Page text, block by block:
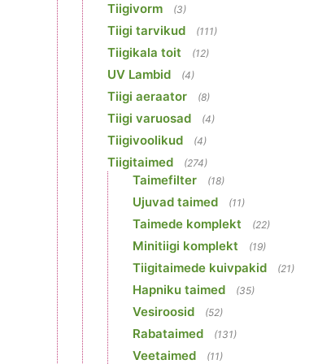
Tiigivorm (3)
Tiigi tarvikud (111)
Tiigikala toit (12)
UV Lambid (4)
Tiigi aeraator (8)
Tiigi varuosad (4)
Tiigivoolikud (4)
Tiigitaimed (274)
Taimefilter (18)
Ujuvad taimed (11)
Taimede komplekt (22)
Minitiigi komplekt (19)
Tiigitaimede kuivpakid (21)
Hapniku taimed (35)
Vesiroosid (52)
Rabataimed (131)
Veetaimed (11)